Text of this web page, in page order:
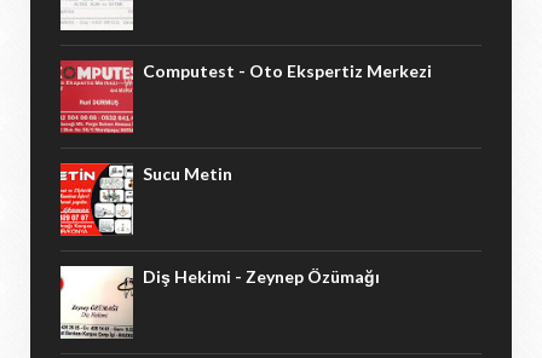
Computest - Oto Ekspertiz Merkezi
Sucu Metin
Diş Hekimi - Zeynep Özümağı